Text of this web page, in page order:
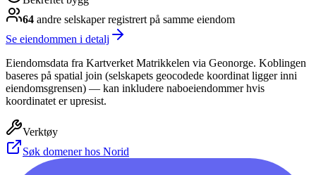
64 andre selskaperregistrert på samme eiendom
Se eiendommen i detalj
Eiendomsdata fra Kartverket Matrikkelen via Geonorge. Koblingen
baseres på spatial join (selskapets geocodede koordinat ligger inni
eiendomsgrensen) — kan inkludere naboeiendommer hvis
koordinatet er upresist.
Verktøy
Søk domener hos Norid